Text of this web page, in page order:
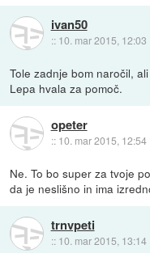
ivan50
:: 10. mar 2015, 12:03
Tole zadnje bom naročil,
Lepa hvala za pomoč.
opeter
:: 10. mar 2015, 12:54
Ne. To bo super za tvoje
da je neslišno in ima
trnvpeti
:: 10. mar 2015, 13:14